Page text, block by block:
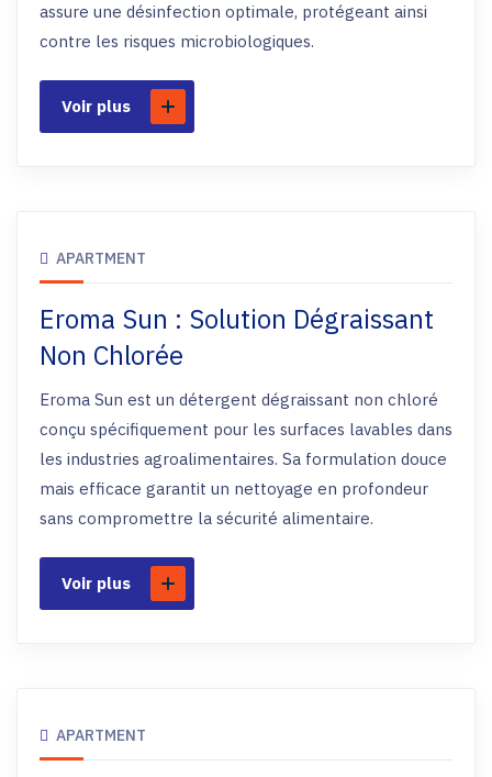
assure une désinfection optimale, protégeant ainsi
contre les risques microbiologiques.
Voir plus
APARTMENT
Eroma Sun : Solution Dégraissant
Non Chlorée
Eroma Sun est un détergent dégraissant non chloré
conçu spécifiquement pour les surfaces lavables dans
les industries agroalimentaires. Sa formulation douce
mais efficace garantit un nettoyage en profondeur
sans compromettre la sécurité alimentaire.
Voir plus
APARTMENT